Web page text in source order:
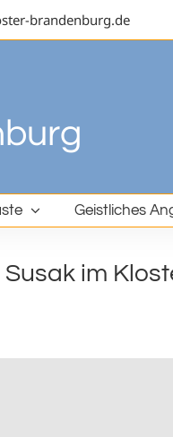
brandenburg.de
Geistliches
im